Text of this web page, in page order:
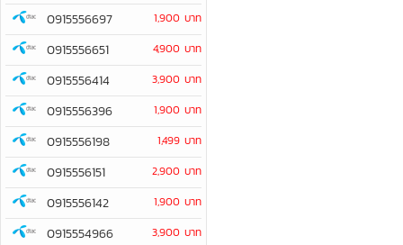
0915556697 1,900 บาท
0915556651 4,900 บาท
0915556414 3,900 บาท
0915556396 1,900 บาท
0915556198 1,499 บาท
0915556151 2,900 บาท
0915556142 1,900 บาท
0915554966 3,900 บาท